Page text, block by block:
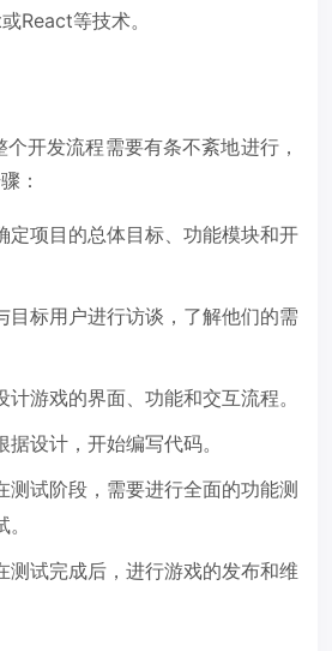
React等技术。
开发流程需要有条不紊地进行，
：
定项目的总体目标、功能模块和开
目标用户进行访谈，了解他们的需
计游戏的界面、功能和交互流程。
据设计，开始编写代码。
测试阶段，需要进行全面的功能测
测试完成后，进行游戏的发布和维